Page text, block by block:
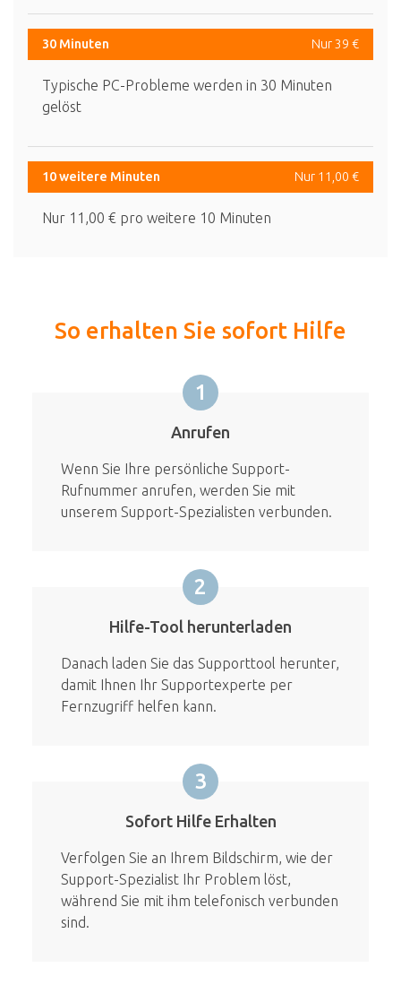
30 Minuten Nur 39 €
Typische PC-Probleme werden in 30 Minuten
gelöst
10 weitere Minuten Nur 11,00 €
Nur 11,00 € pro weitere 10 Minuten
So erhalten Sie sofort Hilfe
1
Anrufen
Wenn Sie Ihre persönliche Support-
Rufnummer anrufen, werden Sie mit
unserem Support-Spezialisten verbunden.
2
Hilfe-Tool herunterladen
Danach laden Sie das Supporttool herunter,
damit Ihnen Ihr Supportexperte per
Fernzugriff helfen kann.
3
Sofort Hilfe Erhalten
Verfolgen Sie an Ihrem Bildschirm, wie der
Support-Spezialist Ihr Problem löst,
während Sie mit ihm telefonisch verbunden
sind.